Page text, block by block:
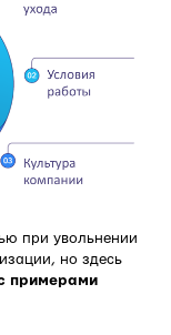
при увольнении
но здесь
примерами